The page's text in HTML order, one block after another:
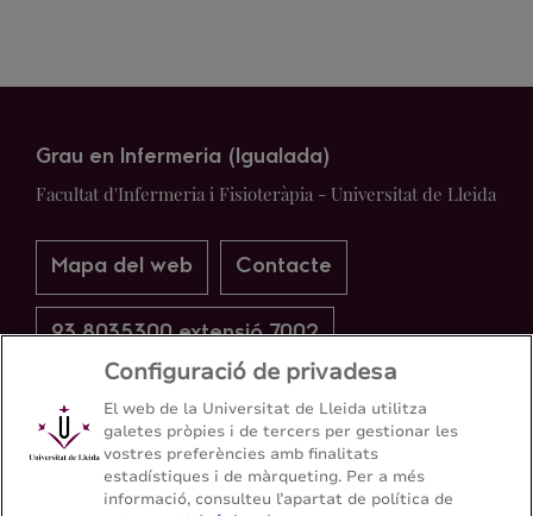
Grau en Infermeria (Igualada)
Facultat d'Infermeria i Fisioteràpia - Universitat de Lleida
Mapa del web Contacte
93 8035300 extensió 7002
Configuració de privadesa
El web de la Universitat de Lleida utilitza
galetes pròpies i de tercers per gestionar les
vostres preferències amb finalitats
estadístiques i de màrqueting. Per a més
informació, consulteu l’apartat de política de